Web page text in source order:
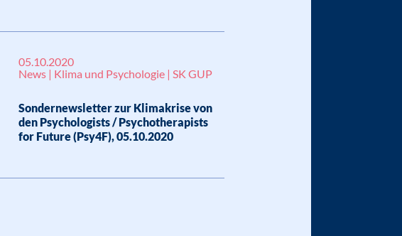
05.10.2020
News | Klima und Psychologie | SK GUP
Sondernewsletter zur Klimakrise von
den Psychologists / Psychotherapists
for Future (Psy4F), 05.10.2020